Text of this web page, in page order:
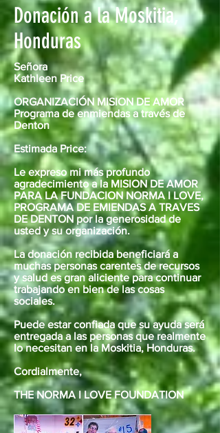
Donación a la Moskitia,
Honduras
Señora
Kathleen Price
ORGANIZACIÓN MISION DE AMOR
Programa de enmiendas a través de
Denton
Estimada Price:
Le expreso mi más profundo
agradecimiento a la MISION DE AMOR
PARA LA FUNDACION NORMA I LOVE,
PROGRAMA DE EMIENDAS A TRAVES
DE DENTON por la generosidad de
usted y su organización.
La donación recibida beneficiará a
muchas personas carentes de recursos
y salud es gran aliciente para continuar
trabajando en bien de las cosas
sociales.
Puede estar confiada que su ayuda será
entregada a las personas que realmente
lo necesitan en la Moskitia, Honduras.
Cordialmente,
THE NORMA I LOVE FOUNDATION